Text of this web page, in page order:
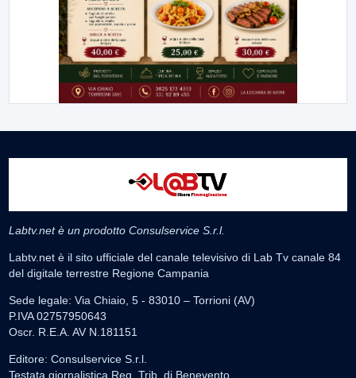
Labtv.net è un prodotto Consulservice S.r.l.
Labtv.net è il sito ufficiale del canale televisivo di Lab Tv canale 84
del digitale terrestre Regione Campania
Sede legale: Via Chiaio, 5 - 83010 – Torrioni (AV)
P.IVA 02757950643
Oscr. R.E.A. AV N.181151
Editore: Consulservice S.r.l.
Testata giornalistica Reg. Trib. di Benevento